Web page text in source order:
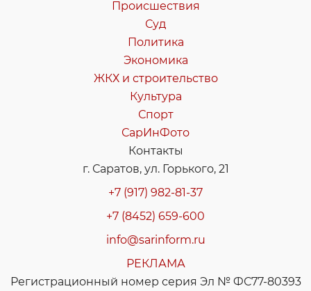
Происшествия
Суд
Политика
Экономика
ЖКХ и строительство
Культура
Спорт
СарИнФото
Контакты
г. Саратов, ул. Горького, 21
+7 (917) 982-81-37
+7 (8452) 659-600
info@sarinform.ru
РЕКЛАМА
Регистрационный номер серия Эл № ФС77-80393